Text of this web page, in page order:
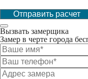
Отправить расчет
Вызвать замерщика
Замер в черте города